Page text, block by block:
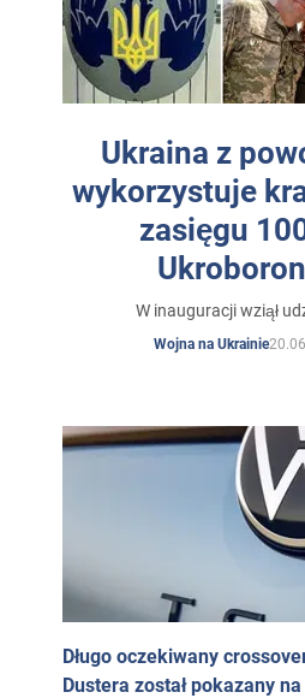
Akademii Dyplomatycznej
Wiedzy Współczesnej.
Ukraina z
wykorzystuje
zasięgu
W inauguracji wziął
Wojna na Ukrainie
Długo oczekiwany
Dustera został pokazany